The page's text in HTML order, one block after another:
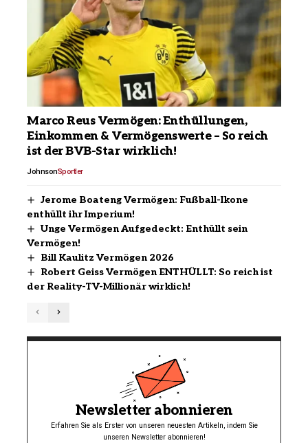
Marco Reus Vermögen: Enthüllungen,
Einkommen & Vermögenswerte – So reich
ist der BVB-Star wirklich!
JohnsonSportler
Jerome Boateng Vermögen: Fußball-Ikone
enthüllt ihr Imperium!
Unge Vermögen Aufgedeckt: Enthüllt sein
Vermögen!
Bill Kaulitz Vermögen 2026
Robert Geiss Vermögen ENTHÜLLT: So reich ist
der Reality-TV-Millionär wirklich!
Newsletter abonnieren
Erfahren Sie als Erster von unseren neuesten Artikeln, indem Sie
unseren Newsletter abonnieren!